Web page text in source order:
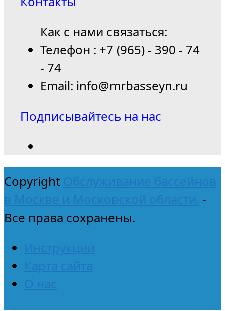
Как с нами связаться:
Телефон : +7 (965) - 390 - 74
- 74
Email: info@mrbasseyn.ru
Подписывайтесь на нас
Copyright Обслуживание бассейнов
в Москве и Московской области. -
Все права сохранены.
Инструкции
Карта сайта
О нас